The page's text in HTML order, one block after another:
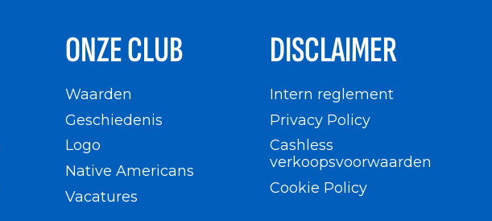
ONZE CLUB
Waarden
Geschiedenis
Logo
Native Americans
Vacatures
DISCLAIMER
Intern reglement
Privacy Policy
Cashless
verkoopsvoorwaarden
Cookie Policy